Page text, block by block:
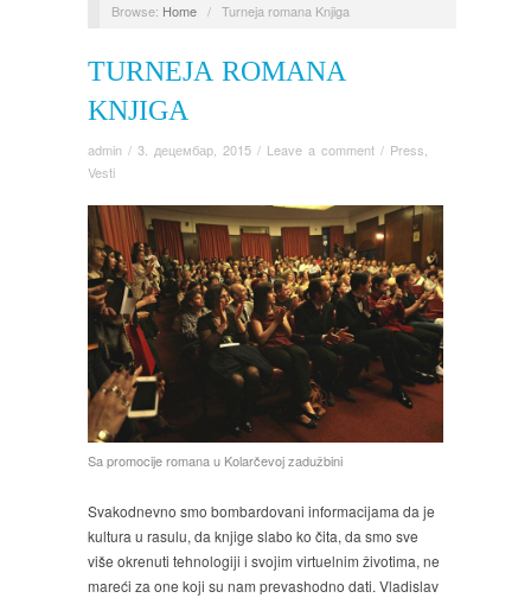
Browse: Home / Turneja romana Knjiga
TURNEJA ROMANA
KNJIGA
admin / 3. децембар, 2015 / Leave a comment / Press
Vesti
Sa promocije romana u Kolarčevoj zadužbini
Svakodnevno smo bombardovani informacijama da je
kultura u rasulu, da knjige slabo ko čita, da smo sve
više okrenuti tehnologiji i svojim virtuelnim životima, ne
mareći za one koji su nam prevashodno dati. Vladislav